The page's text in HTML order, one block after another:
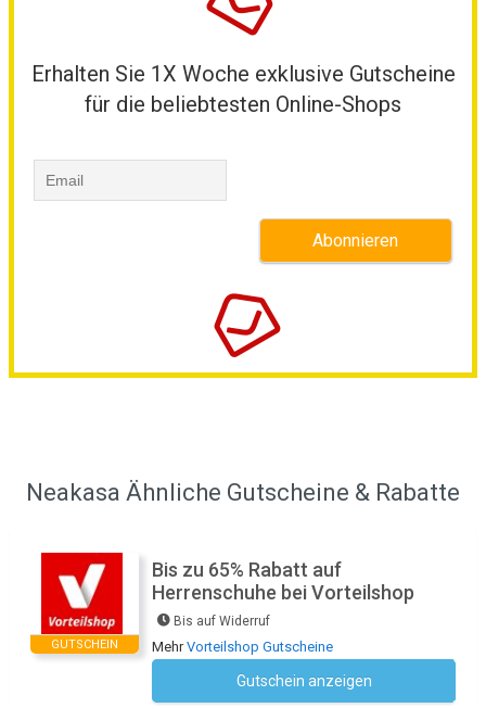
Erhalten Sie 1X Woche exklusive Gutscheine
für die beliebtesten Online-Shops
Neakasa Ähnliche Gutscheine & Rabatte
GUTSCHEIN
Bis zu 65% Rabatt auf
Herrenschuhe bei Vorteilshop
Bis auf Widerruf
MehrVorteilshop Gutscheine
Gutschein anzeigen